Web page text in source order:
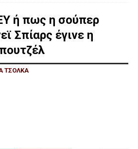
ή πως η σούπερ
Σπίαρς έγινε η
ΤΣΟΛΚΑ